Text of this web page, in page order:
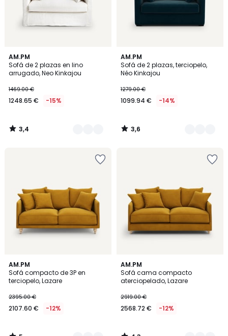
AM.PM
Sofá de 2 plazas en lino
arrugado, Neo Kinkajou
1469.00 €
1248.65 € -15%
3,4
/ 5
2
Colores
3,4
/
AM.PM
Sofá de 2 plazas, terciopelo,
Néo Kinkajou
1279.00 €
1099.94 € -14%
3,6
/ 5
4
Colores
3,6
/
AM.PM
Sofá compacto de 3P en
terciopelo, Lazare
2395.00 €
2107.60 € -12%
5
/
5
3
Colores
AM.PM
Sofá cama compacto
aterciopelado, Lazare
2919.00 €
2568.72 € -12%
4,3
/ 5
3
Colores